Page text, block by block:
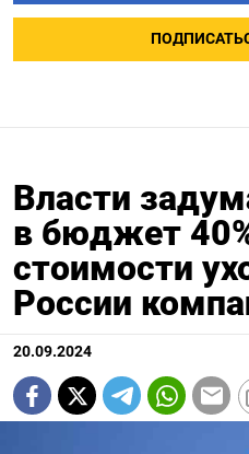
Власти
в бюджет
стоимости
России
20.09.2024